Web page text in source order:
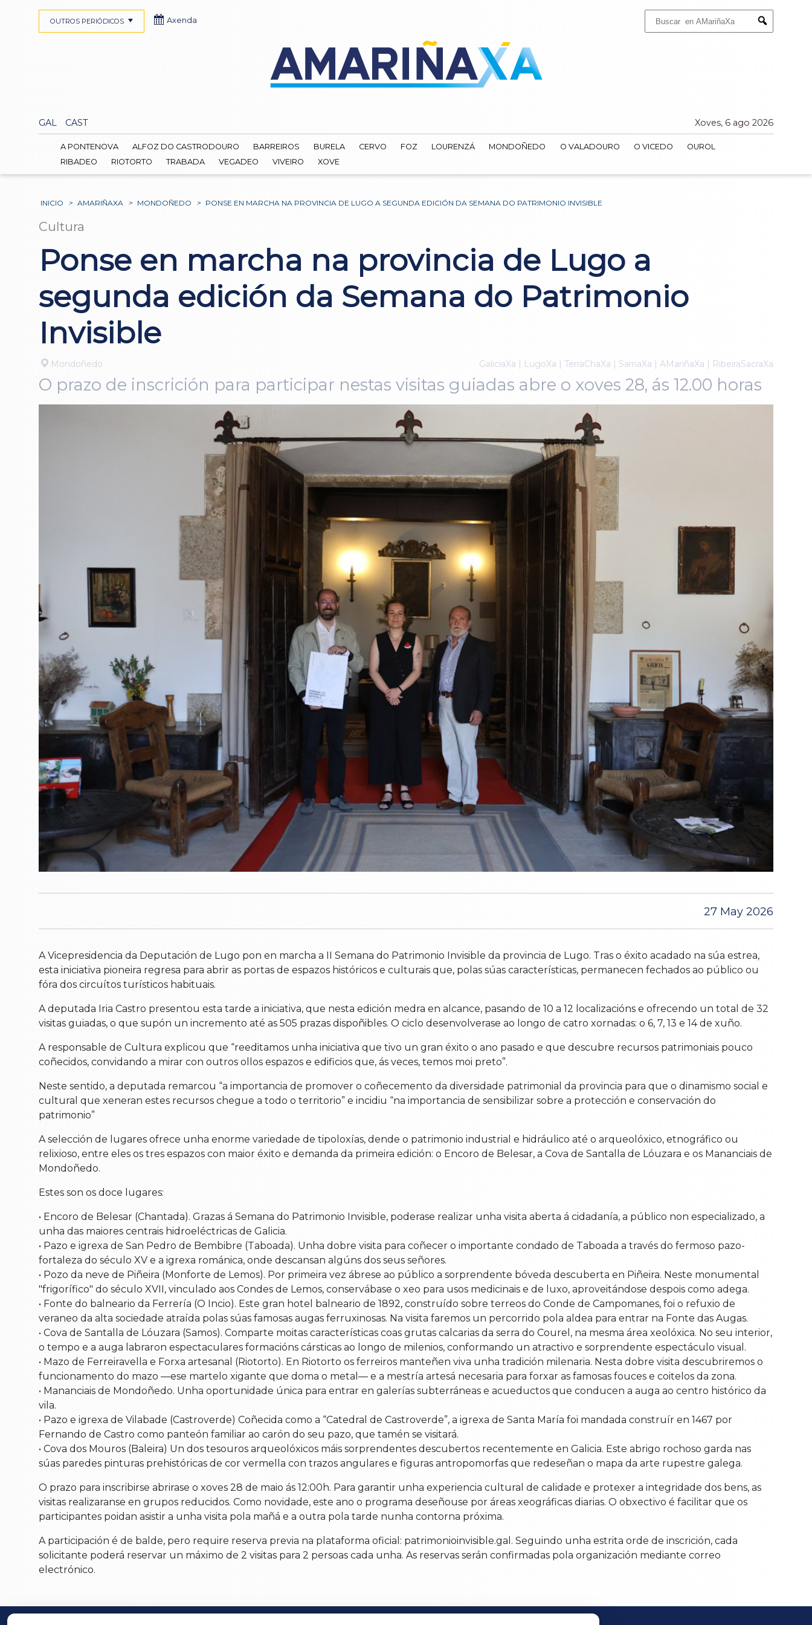
Submit
GAL CAST Xoves, 6 ago 2026
OUTROS PERIÓDICOS Axenda
A PONTENOVA ALFOZ DO CASTRODOURO BARREIROS BURELA CERVO FOZ LOURENZÁ MONDOÑEDO O VALADOURO O VICEDO
OUROL
RIBADEO
RIOTORTO TRABADA VEGADEO VIVEIRO XOVE
INICIO > AMARIÑAXA > MONDOÑEDO > PONSE EN MARCHA NA PROVINCIA DE LUGO A SEGUNDA EDICIÓN DA SEMANA DO PATRIMONIO INVISIBLE
Cultura
Ponse en marcha na provincia de Lugo a
segunda edición da Semana do Patrimonio
Invisible
Mondoñedo GaliciaXa | LugoXa | TerraChaXa | SarriaXa | AMariñaXa | RibeiraSacraXa
O prazo de inscrición para participar nestas visitas guiadas abre o xoves 28, ás 12.00 horas
27 May 2026
A Vicepresidencia da Deputación de Lugo pon en marcha a II Semana do Patrimonio Invisible da provincia de Lugo. Tras o éxito acadado na súa estrea,
esta iniciativa pioneira regresa para abrir as portas de espazos históricos e culturais que, polas súas características, permanecen fechados ao público ou
fóra dos circuítos turísticos habituais.
A deputada Iria Castro presentou esta tarde a iniciativa, que nesta edición medra en alcance, pasando de 10 a 12 localizacións e ofrecendo un total de 32
visitas guiadas, o que supón un incremento até as 505 prazas dispoñibles. O ciclo desenvolverase ao longo de catro xornadas: o 6, 7, 13 e 14 de xuño.
A responsable de Cultura explicou que “reeditamos unha iniciativa que tivo un gran éxito o ano pasado e que descubre recursos patrimoniais pouco
coñecidos, convidando a mirar con outros ollos espazos e edificios que, ás veces, temos moi preto”.
Neste sentido, a deputada remarcou “a importancia de promover o coñecemento da diversidade patrimonial da provincia para que o dinamismo social e
cultural que xeneran estes recursos chegue a todo o territorio” e incidiu “na importancia de sensibilizar sobre a protección e conservación do
patrimonio”
A selección de lugares ofrece unha enorme variedade de tipoloxías, dende o patrimonio industrial e hidráulico até o arqueolóxico, etnográfico ou
relixioso, entre eles os tres espazos con maior éxito e demanda da primeira edición: o Encoro de Belesar, a Cova de Santalla de Lóuzara e os Mananciais de
Mondoñedo.
Estes son os doce lugares:
• Encoro de Belesar (Chantada). Grazas á Semana do Patrimonio Invisible, poderase realizar unha visita aberta á cidadanía, a público non especializado, a
unha das maiores centrais hidroeléctricas de Galicia.
• Pazo e igrexa de San Pedro de Bembibre (Taboada). Unha dobre visita para coñecer o importante condado de Taboada a través do fermoso pazo-
fortaleza do século XV e a igrexa románica, onde descansan algúns dos seus señores.
• Pozo da neve de Piñeira (Monforte de Lemos). Por primeira vez ábrese ao público a sorprendente bóveda descuberta en Piñeira. Neste monumental
"frigorífico" do século XVII, vinculado aos Condes de Lemos, conservábase o xeo para usos medicinais e de luxo, aproveitándose despois como adega.
• Fonte do balneario da Ferrería (O Incio). Este gran hotel balneario de 1892, construído sobre terreos do Conde de Campomanes, foi o refuxio de
veraneo da alta sociedade atraída polas súas famosas augas ferruxinosas. Na visita faremos un percorrido pola aldea para entrar na Fonte das Augas.
• Cova de Santalla de Lóuzara (Samos). Comparte moitas características coas grutas calcarias da serra do Courel, na mesma área xeolóxica. No seu interior,
o tempo e a auga labraron espectaculares formacións cársticas ao longo de milenios, conformando un atractivo e sorprendente espectáculo visual.
• Mazo de Ferreiravella e Forxa artesanal (Riotorto). En Riotorto os ferreiros manteñen viva unha tradición milenaria. Nesta dobre visita descubriremos o
funcionamento do mazo —ese martelo xigante que doma o metal— e a mestría artesá necesaria para forxar as famosas fouces e coitelos da zona.
• Mananciais de Mondoñedo. Unha oportunidade única para entrar en galerías subterráneas e acueductos que conducen a auga ao centro histórico da
vila.
• Pazo e igrexa de Vilabade (Castroverde) Coñecida como a “Catedral de Castroverde”, a igrexa de Santa María foi mandada construír en 1467 por
Fernando de Castro como panteón familiar ao carón do seu pazo, que tamén se visitará.
• Cova dos Mouros (Baleira) Un dos tesouros arqueolóxicos máis sorprendentes descubertos recentemente en Galicia. Este abrigo rochoso garda nas
súas paredes pinturas prehistóricas de cor vermella con trazos angulares e figuras antropomorfas que redeseñan o mapa da arte rupestre galega.
O prazo para inscribirse abrirase o xoves 28 de maio ás 12:00h. Para garantir unha experiencia cultural de calidade e protexer a integridade dos bens, as
visitas realizaranse en grupos reducidos. Como novidade, este ano o programa deseñouse por áreas xeográficas diarias. O obxectivo é facilitar que os
participantes poidan asistir a unha visita pola mañá e a outra pola tarde nunha contorna próxima.
A participación é de balde, pero require reserva previa na plataforma oficial: patrimonioinvisible.gal. Seguindo unha estrita orde de inscrición, cada
solicitante poderá reservar un máximo de 2 visitas para 2 persoas cada unha. As reservas serán confirmadas pola organización mediante correo
electrónico.